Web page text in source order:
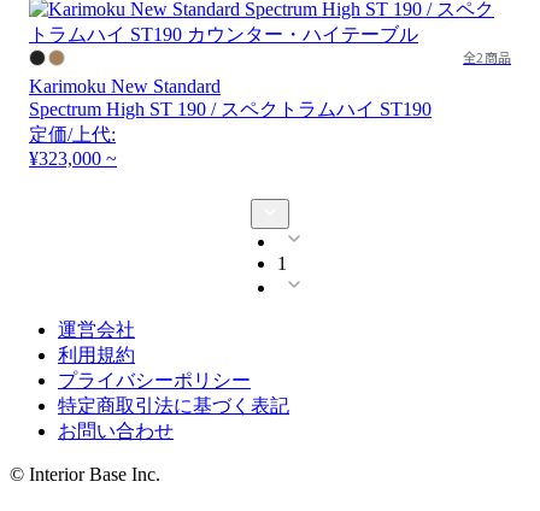
全2商品
Karimoku New Standard
Spectrum High ST 190 / スペクトラムハイ ST190
定価/上代:
¥323,000 ~
1
運営会社
利用規約
プライバシーポリシー
特定商取引法に基づく表記
お問い合わせ
© Interior Base Inc.